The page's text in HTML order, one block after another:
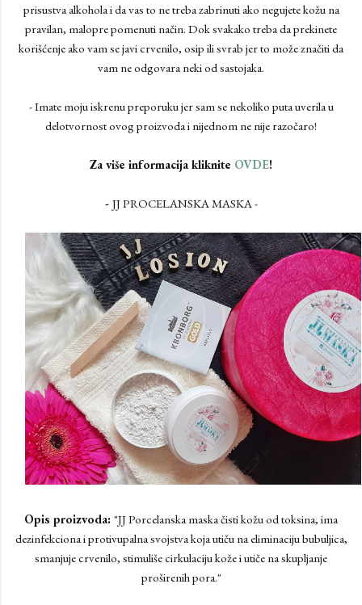
prisustva alkohola i da vas to ne treba zabrinuti ako negujete kožu na
pravilan, malopre pomenuti način. Dok svakako treba da prekinete
korišćenje ako vam se javi crvenilo, osip ili svrab jer to može značiti da
vam ne odgovara neki od sastojaka.
- Imate moju iskrenu preporuku jer sam se nekoliko puta uverila u
delotvornost ovog proizvoda i nijednom ne nije razočaro!
Za više informacija kliknite OVDE!
- JJ PROCELANSKA MASKA -
Opis proizvoda: "JJ Porcelanska maska čisti kožu od toksina, ima
dezinfekciona i protivupalna svojstva koja utiču na eliminaciju bubuljica,
smanjuje crvenilo, stimuliše cirkulaciju kože i utiče na skupljanje
proširenih pora."